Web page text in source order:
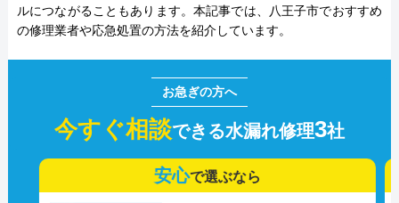
ルにつながることもあります。本記事では、八王子市でおすすめ
の修理業者や応急処置の方法を紹介しています。
今すぐ相談できる水漏れ修理3社
安心で選ぶなら